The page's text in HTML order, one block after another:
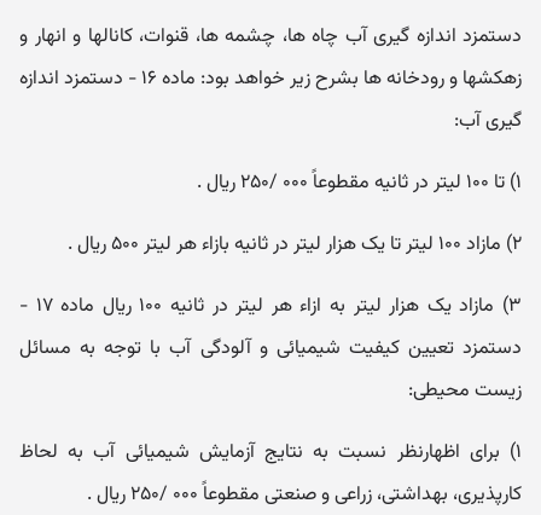
دستمزد اندازه گیری آب چاه ها، چشمه ها، قنوات، کانالها و انهار و
زهکشها و رودخانه ها بشرح زیر خواهد بود: ماده ۱۶ - دستمزد اندازه
گیری آب:
۱) تا ۱۰۰ لیتر در ثانیه مقطوعاً ۰۰۰ /۲۵۰ ریال .
۲) مازاد ۱۰۰ لیتر تا یک هزار لیتر در ثانیه بازاء هر لیتر ۵۰۰ ریال .
۳) مازاد یک هزار لیتر به ازاء هر لیتر در ثانیه ۱۰۰ ریال ماده ۱۷ -
دستمزد تعیین کیفیت شیمیائی و آلودگی آب با توجه به مسائل
زیست محیطی:
۱) برای اظهارنظر نسبت به نتایج آزمایش شیمیائی آب به لحاظ
کارپذیری، بهداشتی، زراعی و صنعتی مقطوعاً ۰۰۰ /۲۵۰ ریال .